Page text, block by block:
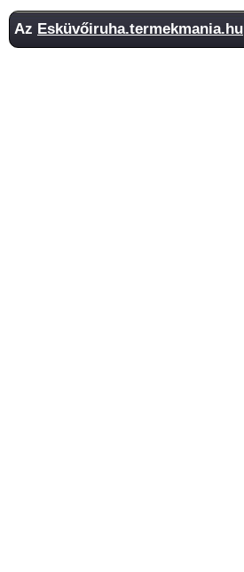
Az Esküvőiruha.termekmania.hu